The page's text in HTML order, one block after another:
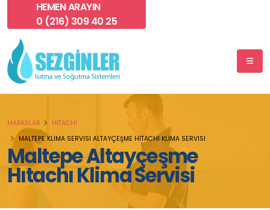
HEMEN ARAYIN
0 (216) 309 40 25
Maltepe Altayçeşme
Hıtachı Klima Servisi
MARKALAR
HITACHI
MALTEPE KLIMA SERVISI ALTAYÇEŞME HITACHI KLIMA SERVISI